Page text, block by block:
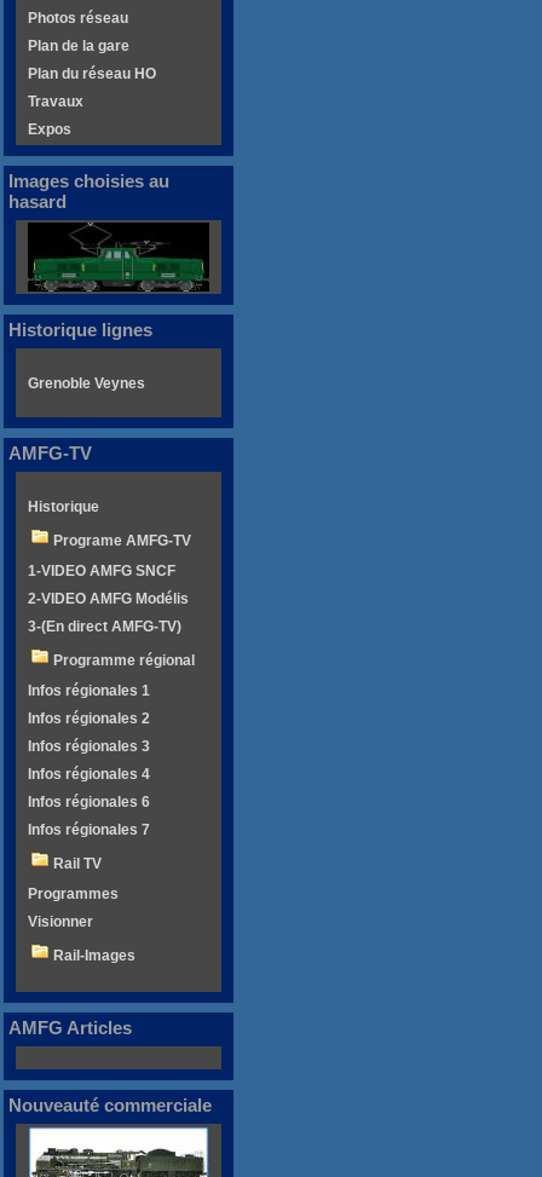
Photos réseau
Plan de la gare
Plan du réseau HO
Travaux
Expos
Images choisies au
hasard
Historique lignes
Grenoble Veynes
AMFG-TV
Historique
Programe AMFG-TV
1-VIDEO AMFG SNCF
2-VIDEO AMFG Modélis
3-(En direct AMFG-TV)
Programme régional
Infos régionales 1
Infos régionales 2
Infos régionales 3
Infos régionales 4
Infos régionales 6
Infos régionales 7
Rail TV
Programmes
Visionner
Rail-Images
AMFG Articles
Nouveauté commerciale